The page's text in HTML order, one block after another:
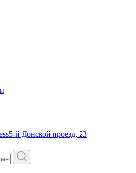
5-й Донской проезд, 23